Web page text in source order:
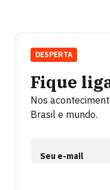
Fique
Nos
Brasil e mundo.
Seu e-mail
DESPERTA